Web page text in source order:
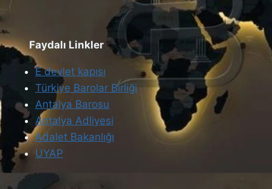
Faydalı Linkler
E devlet kapısı
Türkiye Barolar Birliği
Antalya Barosu
Antalya Adliyesi
Adalet Bakanlığı
UYAP